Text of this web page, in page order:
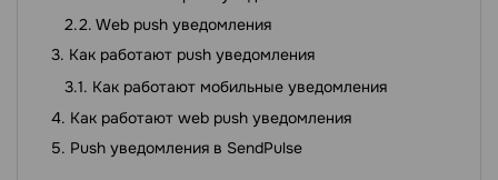
Web push уведомления
Как работают push уведомления
Как работают мобильные уведомления
Как работают web push уведомления
Push уведомления в SendPulse